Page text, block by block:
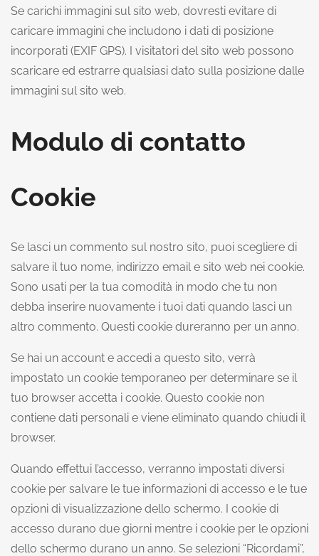
Se carichi immagini sul sito web, dovresti evitare di
caricare immagini che includono i dati di posizione
incorporati (EXIF GPS). I visitatori del sito web possono
scaricare ed estrarre qualsiasi dato sulla posizione dalle
immagini sul sito web.
Modulo di contatto
Cookie
Se lasci un commento sul nostro sito, puoi scegliere di
salvare il tuo nome, indirizzo email e sito web nei cookie.
Sono usati per la tua comodità in modo che tu non
debba inserire nuovamente i tuoi dati quando lasci un
altro commento. Questi cookie dureranno per un anno.
Se hai un account e accedi a questo sito, verrà
impostato un cookie temporaneo per determinare se il
tuo browser accetta i cookie. Questo cookie non
contiene dati personali e viene eliminato quando chiudi il
browser.
Quando effettui l’accesso, verranno impostati diversi
cookie per salvare le tue informazioni di accesso e le tue
opzioni di visualizzazione dello schermo. I cookie di
accesso durano due giorni mentre i cookie per le opzioni
dello schermo durano un anno. Se selezioni “Ricordami”,